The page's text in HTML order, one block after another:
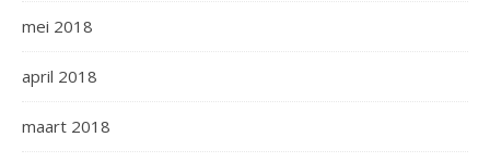
mei 2018
april 2018
maart 2018